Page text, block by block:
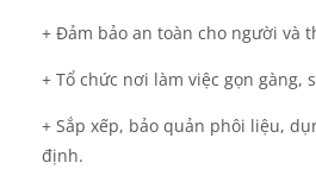
+ Đảm bảo an toàn cho người và
+ Tổ chức nơi làm việc gọn gàng,
+ Sắp xếp, bảo quản phôi liệu,
định.